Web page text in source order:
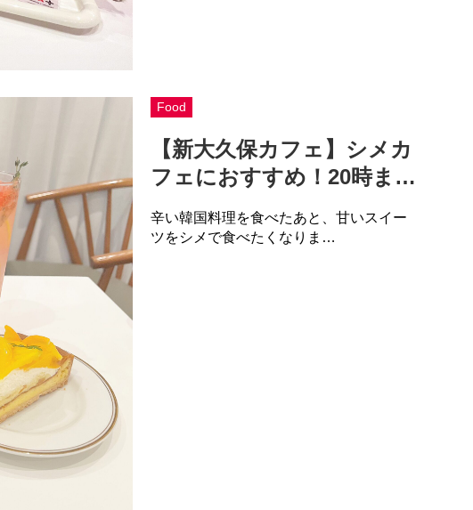
Food
【新大久保カフェ】シメカ
フェにおすすめ！20時ま…
辛い韓国料理を食べたあと、甘いスイー
ツをシメで食べたくなりま…